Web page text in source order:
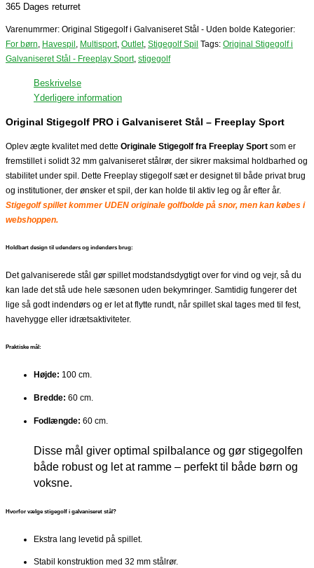
365 Dages returret
Varenumrmer: Original Stigegolf i Galvaniseret Stål - Uden bolde Kategorier:
For børn, Havespil , Multisport, Outlet, Stigegolf Spil Tags: Original Stigegolf i
Galvaniseret Stål - Freeplay Sport, stigegolf
Beskrivelse
Yderligere information
Original Stigegolf PRO i Galvaniseret Stål – Freeplay Sport
Oplev ægte kvalitet med dette Originale Stigegolf fra Freeplay Sport som er
fremstillet i solidt 32 mm galvaniseret stålrør, der sikrer maksimal holdbarhed og
stabilitet under spil. Dette Freeplay stigegolf sæt er designet til både privat brug
og institutioner, der ønsker et spil, der kan holde til aktiv leg og år efter år.
Stigegolf spillet kommer UDEN originale golfbolde på snor, men kan købes i
webshoppen.
Holdbart design til udendørs og indendørs brug:
Det galvaniserede stål gør spillet modstandsdygtigt over for vind og vejr, så du
kan lade det stå ude hele sæsonen uden bekymringer. Samtidig fungerer det
lige så godt indendørs og er let at flytte rundt, når spillet skal tages med til fest,
havehygge eller idrætsaktiviteter.
Praktiske mål:
Højde: 100 cm.
Bredde: 60 cm.
Fodlængde: 60 cm.
Disse mål giver optimal spilbalance og gør stigegolfen
både robust og let at ramme – perfekt til både børn og
voksne.
Hvorfor vælge stigegolf i galvaniseret stål?
Ekstra lang levetid på spillet.
Stabil konstruktion med 32 mm stålrør.